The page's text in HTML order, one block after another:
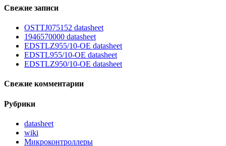
Свежие записи
OSTTJ075152 datasheet
1946570000 datasheet
EDSTLZ955/10-OE datasheet
EDSTL955/10-OE datasheet
EDSTLZ950/10-OE datasheet
Свежие комментарии
Рубрики
datasheet
wiki
Микроконтроллеры